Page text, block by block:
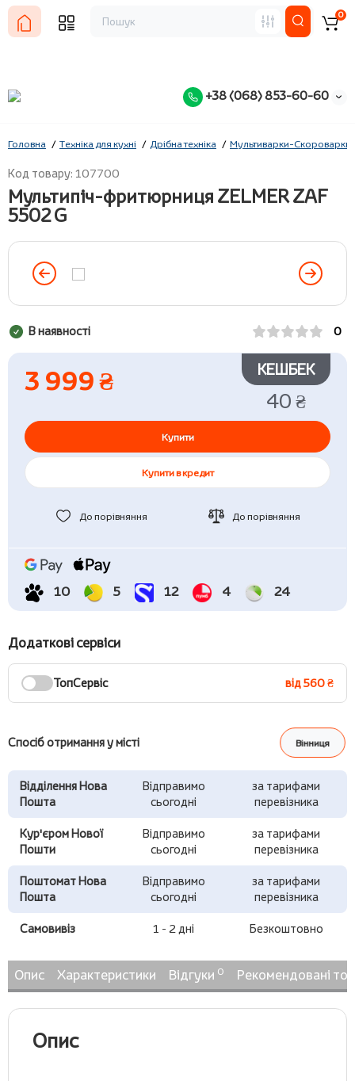
+38 (068) 853-60-60
0
Головна Техніка для кухні Дрібна техніка Мультиварки-Скороварки
Код товару: 107700
Мультипіч-фритюрниця ZELMER ZAF
5502 G
В наявності 0
3 999 ₴ КЕШБЕК
40 ₴
Купити
Купити в кредит
До порівняння До порівняння
10 5 12 4 24
Додаткові сервіси
ТопСервіс від 560 ₴
Спосіб отримання у місті Вінниця
Відділення Нова
Пошта
Відправимо
сьогодні
за тарифами
перевізника
Кур'єром Нової
Пошти
Відправимо
сьогодні
за тарифами
перевізника
Поштомат Нова
Пошта
Відправимо
сьогодні
за тарифами
перевізника
Самовивіз 1 - 2 дні Безкоштовно
Опис Характеристики Відгуки 0 Рекомендовані
Опис